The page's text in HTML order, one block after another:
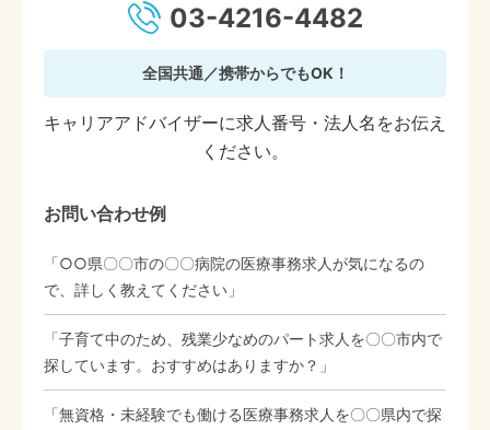
03-4216-4482
全国共通／携帯からでもOK！
キャリアアドバイザーに求人番号・法人名をお伝え
ください。
お問い合わせ例
「○○県〇〇市の〇〇病院の医療事務求人が気になるの
で、詳しく教えてください」
「子育て中のため、残業少なめのパート求人を〇〇市内で
探しています。おすすめはありますか？」
「無資格・未経験でも働ける医療事務求人を〇〇県内で探